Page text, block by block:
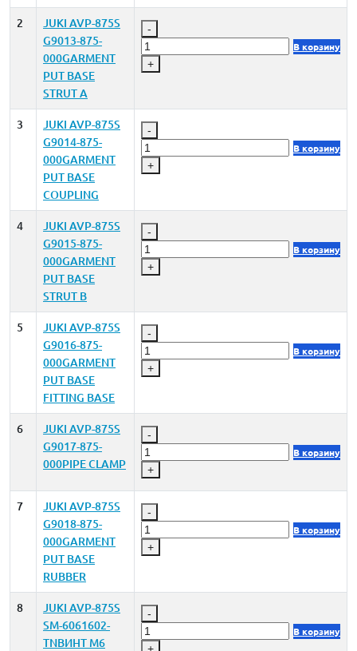
2
JUKI AVP-875S
G9013-875-
000GARMENT
PUT BASE
STRUT A
-
+
В корзину
3
JUKI AVP-875S
G9014-875-
000GARMENT
PUT BASE
COUPLING
-
+
В корзину
4
JUKI AVP-875S
G9015-875-
000GARMENT
PUT BASE
STRUT B
-
+
В корзину
5
JUKI AVP-875S
G9016-875-
000GARMENT
PUT BASE
FITTING BASE
-
+
В корзину
6
JUKI AVP-875S
G9017-875-
000PIPE CLAMP
-
+
В корзину
7
JUKI AVP-875S
G9018-875-
000GARMENT
PUT BASE
RUBBER
-
+
В корзину
8
JUKI AVP-875S
SM-6061602-
TNВИНТ M6
-
В корзину